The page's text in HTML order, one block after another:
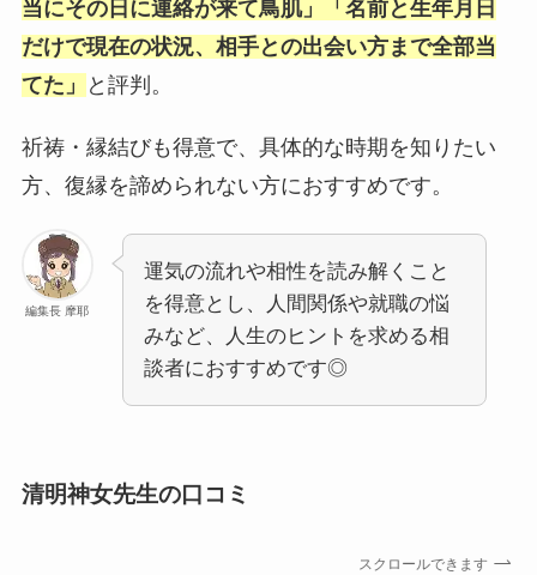
当にその日に連絡が来て鳥肌」「名前と生年月日
だけで現在の状況、相手との出会い方まで全部当
てた」
と評判。
祈祷・縁結びも得意で、具体的な時期を知りたい
方、復縁を諦められない方におすすめです。
編集長 摩耶
運気の流れや相性を読み解くこと
を得意とし、人間関係や就職の悩
みなど、人生のヒントを求める相
談者におすすめです◎
清明神女先生の口コミ
スクロールできます